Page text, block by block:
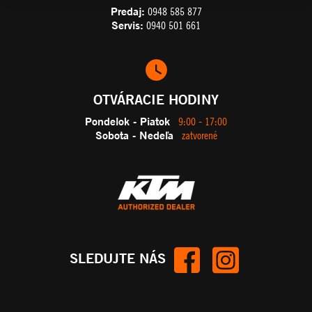
Predaj: 0948 585 877
Servis: 0940 501 661
OTVÁRACIE HODINY
Pondelok - Piatok 9:00 - 17:00
Sobota - Nedeľa zatvorené
SLEDUJTE NÁS